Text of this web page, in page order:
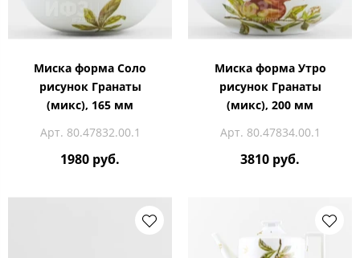
Миска форма Соло
рисунок Гранаты
(микс), 165 мм
Арт. 80.47832.00.1
1980 руб.
Миска форма Утро
рисунок Гранаты
(микс), 200 мм
Арт. 80.47834.00.1
3810 руб.